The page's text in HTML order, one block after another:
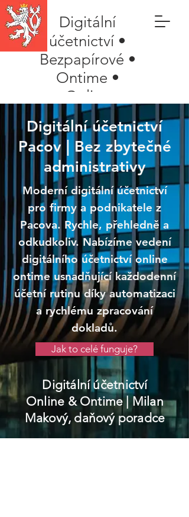
Digitální
účetnictví •
Bezpapírové •
Ontime •
Online
Digitální účetnictví
Pacov | Bez zbytečné
administrativy
Moderní digitální účetnictví
pro firmy a podnikatele z
Pacova. Rychle, přehledně a
odkudkoliv. Nabízíme vedení
digitálního účetnictví online
ontime usnadňující každodenní
účetní rutinu díky automatizaci
a rychlému zpracování
dokladů.
Jak to celé funguje?
Digitální účetnictví
Online & Ontime| Milan
Makový, daňový poradce